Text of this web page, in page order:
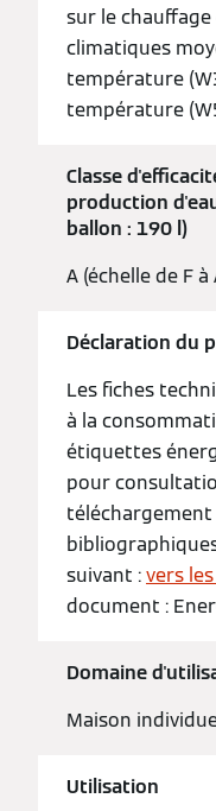
sur le
climatiques
température
température
Classe
production
ballon : 190 l)
A (échelle de F à
Déclaration du
Les fiches
à la
étiquettes
pour
téléchargement
suivant :vers
document :
Domaine
Maison
Utilisation